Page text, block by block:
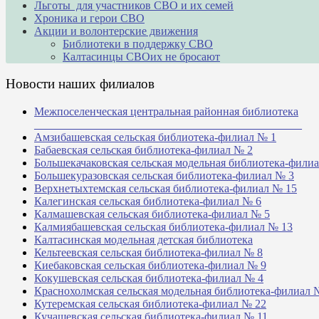
Льготы для участников СВО и их семей
Хроника и герои СВО
Акции и волонтерские движения
Библиотеки в поддержку СВО
Калтасинцы СВОих не бросают
Новости наших филиалов
Межпоселенческая центральная районная библиотека
Амзибашевская сельская библиотека-филиал № 1
Бабаевская сельская библиотека-филиал № 2
Большекачаковская сельская модельная библиотека-
Большекуразовская сельская библиотека-филиал № 3
Верхнетыхтемская сельская библиотека-филиал № 15
Калегинская сельская библиотека-филиал № 6
Калмашевская сельская библиотека-филиал № 5
Калмиябашевская сельская библиотека-филиал № 13
Калтасинская модельная детская библиотека
Кельтеевская сельская библиотека-филиал № 8
Киебаковская сельская библиотека-филиал № 9
Кокушевская сельская библиотека-филиал № 4
Краснохолмская сельская модельная библиотека-филиал
Кутеремская сельская библиотека-филиал № 22